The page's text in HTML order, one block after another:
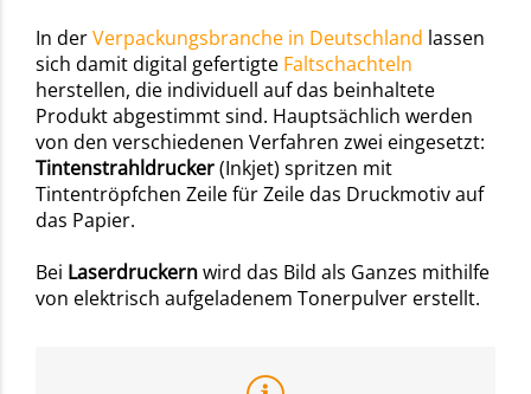
In derVerpackungsbranche in Deutschland lassen
sich damit digital gefertigte Faltschachteln
herstellen, die individuell auf das beinhaltete
Produkt abgestimmt sind. Hauptsächlich werden
von den verschiedenen Verfahren zwei eingesetzt:
Tintenstrahldrucker(Inkjet) spritzen mit
Tintentröpfchen Zeile für Zeile das Druckmotiv auf
das Papier.
Bei Laserdruckernwird das Bild als Ganzes mithilfe
von elektrisch aufgeladenem Tonerpulver erstellt.